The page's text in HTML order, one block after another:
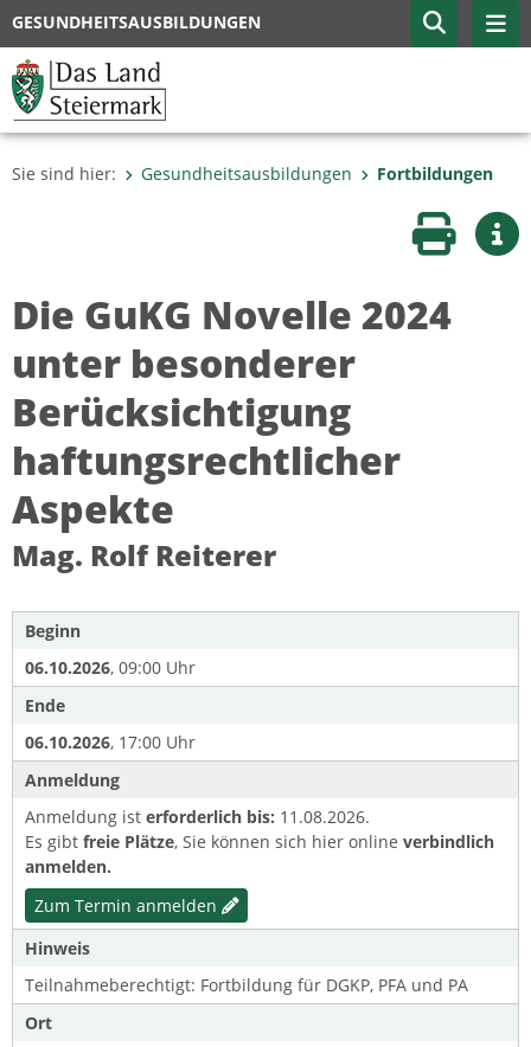
GESUNDHEITSAUSBILDUNGEN
Sie sind hier: Gesundheitsausbildungen Fortbildungen
Seite
Die GuKG Novelle 2024
unter besonderer
Berücksichtigung
haftungsrechtlicher
Aspekte
Mag. Rolf Reiterer
Beginn
06.10.2026, 09:00 Uhr
Ende
06.10.2026, 17:00 Uhr
Anmeldung
Anmeldung ist erforderlich bis: 11.08.2026.
Es gibt freie Plätze, Sie können sich hier online verbindlich
anmelden.
Zum Termin anmelden
Hinweis
Teilnahmeberechtigt: Fortbildung für DGKP, PFA und PA
Ort